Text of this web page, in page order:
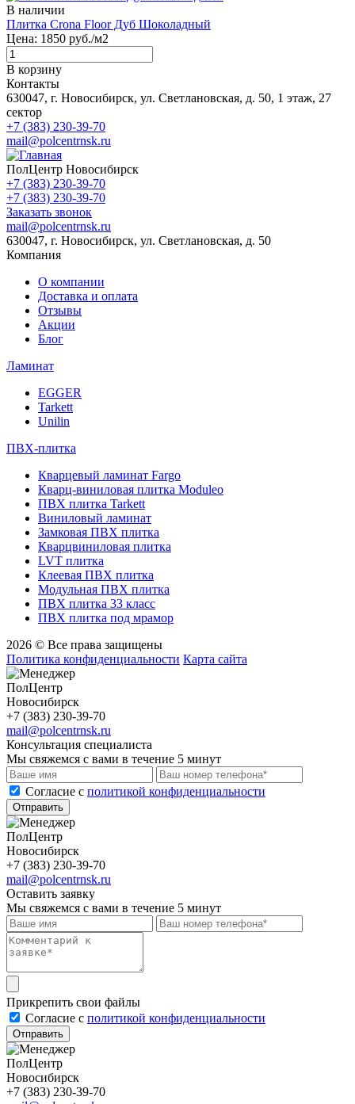
В наличии
Плитка Crona Floor Дуб Шоколадный
Цена: 1850 руб./м2
В корзину
Контакты
630047, г. Новосибирск, ул. Светлановская, д. 50, 1 этаж, 27
сектор
+7 (383) 230-39-70
mail@polcentrnsk.ru
ПолЦентр Новосибирск
+7 (383) 230-39-70
+7 (383) 230-39-70
Заказать звонок
mail@polcentrnsk.ru
630047, г. Новосибирск, ул. Светлановская, д. 50
Компания
О компании
Доставка и оплата
Отзывы
Акции
Блог
Ламинат
EGGER
Tarkett
Unilin
ПВХ-плитка
Кварцевый ламинат Fargo
Кварц-виниловая плитка Moduleo
ПВХ плитка Tarkett
Виниловый ламинат
Замковая ПВХ плитка
Кварцвиниловая плитка
LVT плитка
Клеевая ПВХ плитка
Модульная ПВХ плитка
ПВХ плитка 33 класс
ПВХ плитка под мрамор
2026 © Все права защищены
Политика конфиденциальности Карта сайта
ПолЦентр
Новосибирск
+7 (383) 230-39-70
mail@polcentrnsk.ru
Консультация специалиста
Мы свяжемся с вами в течение 5 минут
Cогласие с политикой конфиденциальности
Отправить
ПолЦентр
Новосибирск
+7 (383) 230-39-70
mail@polcentrnsk.ru
Оставить заявку
Мы свяжемся с вами в течение 5 минут
Прикрепить свои файлы
Cогласие с политикой конфиденциальности
Отправить
ПолЦентр
Новосибирск
+7 (383) 230-39-70